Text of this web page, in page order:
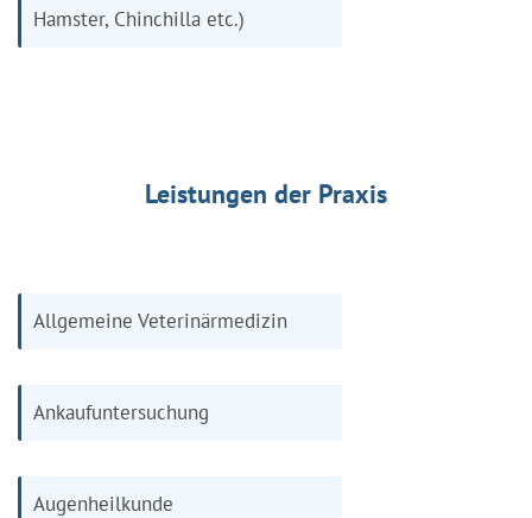
Hamster, Chinchilla etc.)
Leistungen der Praxis
Allgemeine Veterinärmedizin
Ankaufuntersuchung
Augenheilkunde